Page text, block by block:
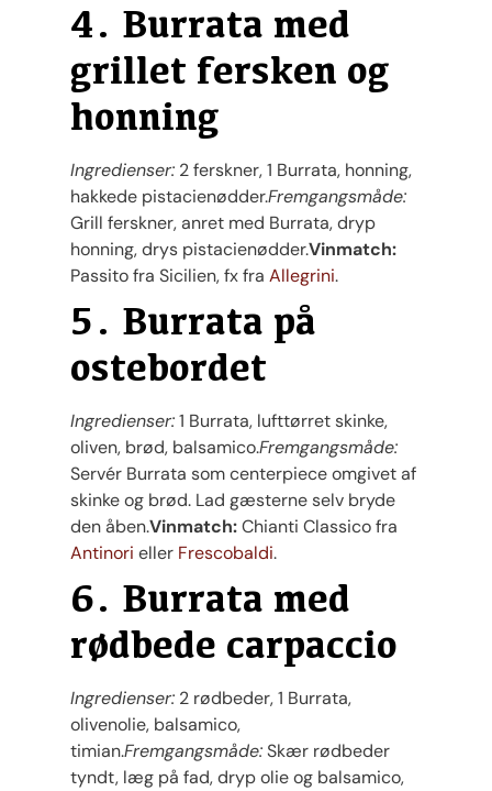
4. Burrata med
grillet fersken og
honning
Ingredienser: 2 ferskner, 1 Burrata, honning,
hakkede pistacienødder.Fremgangsmåde:
Grill ferskner, anret med Burrata, dryp
honning, drys pistacienødder.Vinmatch:
Passito fra Sicilien, fx fra Allegrini.
5. Burrata på
ostebordet
Ingredienser:1 Burrata, lufttørret skinke,
oliven, brød, balsamico.Fremgangsmåde:
Servér Burrata som centerpiece omgivet af
skinke og brød. Lad gæsterne selv bryde
den åben.Vinmatch:Chianti Classico fra
Antinori eller Frescobaldi.
6. Burrata med
rødbede carpaccio
Ingredienser: 2 rødbeder, 1 Burrata,
olivenolie, balsamico,
timian.Fremgangsmåde:Skær rødbeder
tyndt, læg på fad, dryp olie og balsamico,